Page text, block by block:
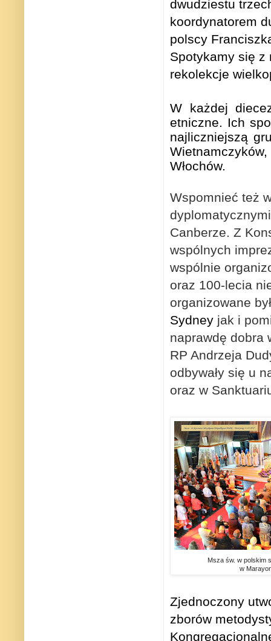
dwudziestu
koordynatorem
polscy
Spotykamy się z
rekolekcje
W każdej
etniczne. Ich
najliczniejszą
Wietnamczyków,
Włochów.
Wspomnieć też
Canberze. Z
wspólnych
wspólnie
oraz 100-lecia
organizowane
Sydney jak i
naprawdę dobra
RP Andrzeja
odbywały się u
oraz w
Msza św. w polskim
w
Zjednoczony
zborów